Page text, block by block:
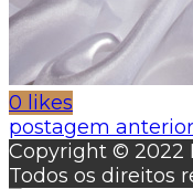
0 likes
postagem anterior
Copyright © 2022
Todos os direitos